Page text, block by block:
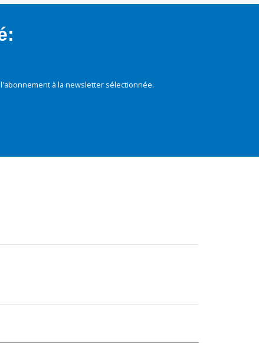
à la newsletter sélectionnée.